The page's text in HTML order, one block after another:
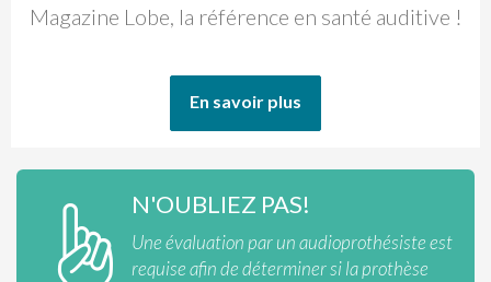
Magazine Lobe, la référence en santé auditive !
En savoir plus
N'OUBLIEZ PAS!
Une évaluation par un audioprothésiste est
requise afin de déterminer si la prothèse